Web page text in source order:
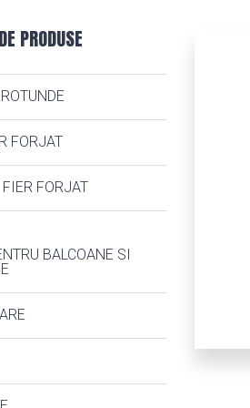
PRODUSE
FORJAT
FORJAT
BALCOANE SI